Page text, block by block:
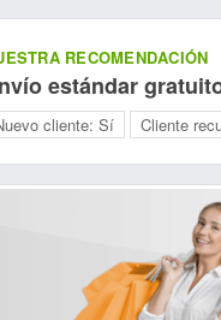
RECOMENDACIÓN
estándar
cliente: Sí Cliente